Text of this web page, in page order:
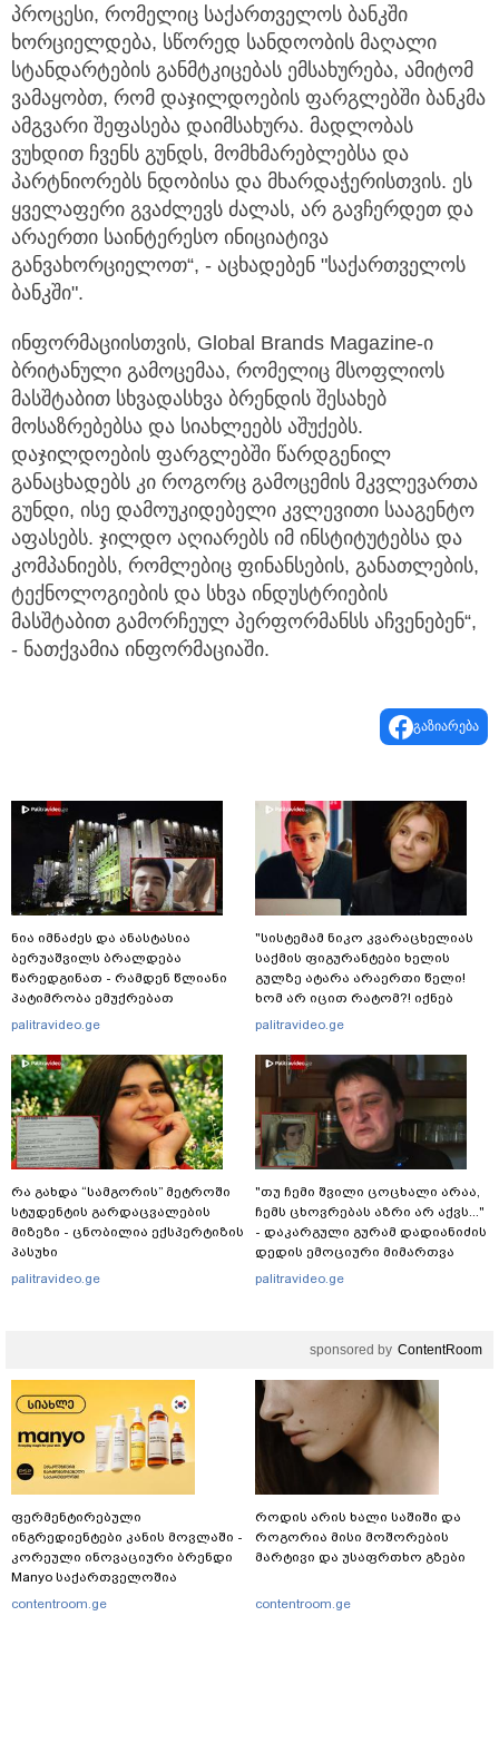
პროცესი, რომელიც საქართველოს ბანკში
ხორციელდება, სწორედ სანდოობის მაღალი
სტანდარტების განმტკიცებას ემსახურება, ამიტომ
ვამაყობთ, რომ დაჯილდოების ფარგლებში ბანკმა
ამგვარი შეფასება დაიმსახურა. მადლობას
ვუხდით ჩვენს გუნდს, მომხმარებლებსა და
პარტნიორებს ნდობისა და მხარდაჭერისთვის. ეს
ყველაფერი გვაძლევს ძალას, არ გავჩერდეთ და
არაერთი საინტერესო ინიციატივა
განვახორციელოთ“, - აცხადებენ "საქართველოს
ბანკში".
ინფორმაციისთვის, Global Brands Magazine-ი
ბრიტანული გამოცემაა, რომელიც მსოფლიოს
მასშტაბით სხვადასხვა ბრენდის შესახებ
მოსაზრებებსა და სიახლეებს აშუქებს.
დაჯილდოების ფარგლებში წარდგენილ
განაცხადებს კი როგორც გამოცემის მკვლევართა
გუნდი, ისე დამოუკიდებელი კვლევითი სააგენტო
აფასებს. ჯილდო აღიარებს იმ ინსტიტუტებსა და
კომპანიებს, რომლებიც ფინანსების, განათლების,
ტექნოლოგიების და სხვა ინდუსტრიების
მასშტაბით გამორჩეულ პერფორმანსს აჩვენებენ“,
- ნათქვამია ინფორმაციაში.
გაზიარება
ნია იმნაძეს და ანასტასია
ბერუაშვილს ბრალდება
წარედგინათ - რამდენ წლიანი
პატიმრობა ემუქრებათ
არასრულწლოვნებს?
palitravideo.ge
რა გახდა “სამგორის” მეტროში
სტუდენტის გარდაცვალების
მიზეზი - ცნობილია ექსპერტიზის
პასუხი
palitravideo.ge
"სისტემამ ნიკო კვარაცხელიას
საქმის ფიგურანტები ხელის
გულზე ატარა არაერთი წელი!
ხომ არ იცით რატომ?! იქნებ
იმიტომ რომ თავად
კვარაცხელიას დედა
განცხადებას ავრცელებს
palitravideo.ge
"თუ ჩემი შვილი ცოცხალი არაა,
ჩემს ცხოვრებას აზრი არ აქვს..."
- დაკარგული გურამ დადიანიძის
დედის ემოციური მიმართვა
palitravideo.ge
sponsored by ContentRoom
ფერმენტირებული
ინგრედიენტები კანის მოვლაში -
კორეული ინოვაციური ბრენდი
Manyo საქართველოშია
contentroom.ge
როდის არის ხალი საშიში და
როგორია მისი მოშორების
მარტივი და უსაფრთხო გზები
contentroom.ge